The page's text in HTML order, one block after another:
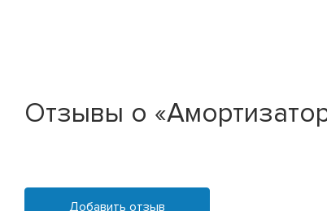
Отзывы о
Добавить отзыв